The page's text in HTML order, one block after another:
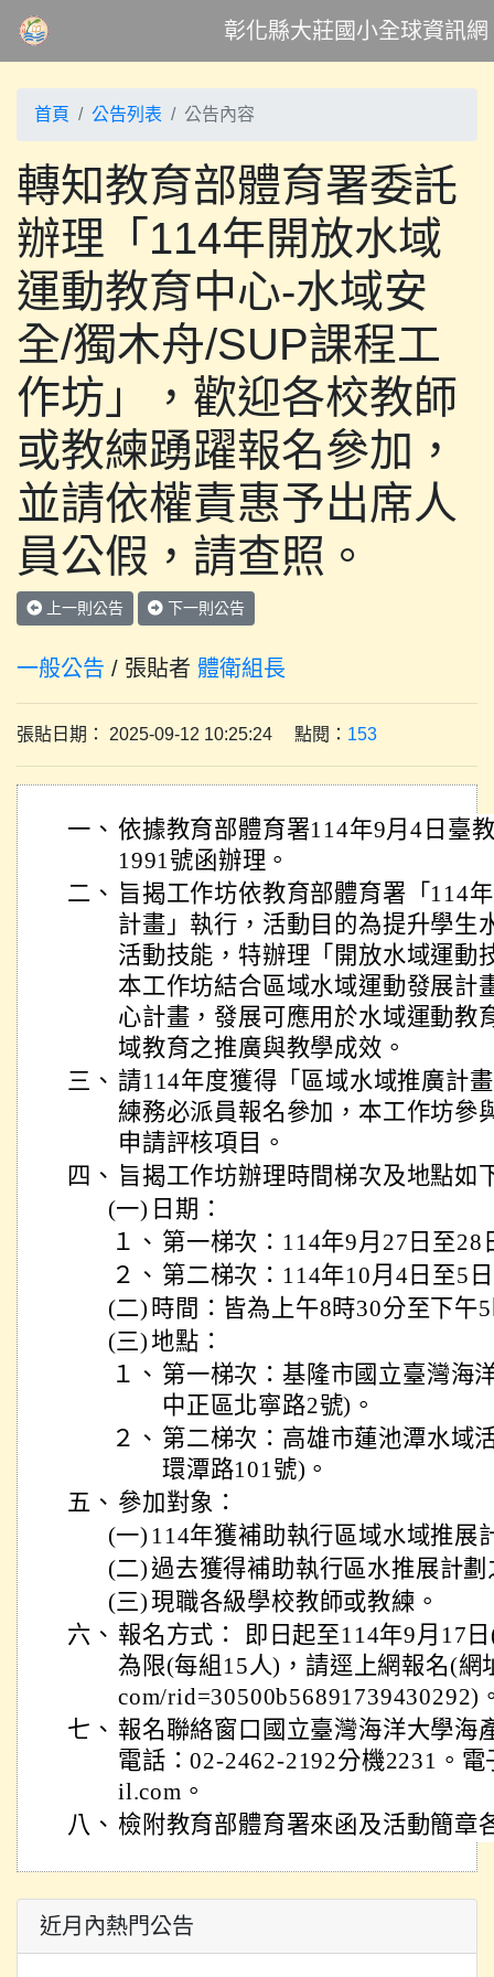
彰化縣大莊國小全球資訊網
首頁 公告列表 公告內容
轉知教育部體育署委託
辦理「114年開放水域
運動教育中心-水域安
全/獨木舟/SUP課程工
作坊」，歡迎各校教師
或教練踴躍報名參加，
並請依權責惠予出席人
員公假，請查照。
上一則公告 下一則公告
一般公告 / 張貼者 體衛組長
張貼日期： 2025-09-12 10:25:24 點閱： 153
一、 依據教育部體育署114年9月4日臺
1991號函辦理。
二、 旨揭工作坊依教育部體育署「114
計畫」執行，活動目的為提升學生
活動技能，特辦理「開放水域運動
本工作坊結合區域水域運動發展計
心計畫，發展可應用於水域運動教
域教育之推廣與教學成效。
三、 請114年度獲得「區域水域推廣計
練務必派員報名參加，本工作坊參
申請評核項目。
四、 旨揭工作坊辦理時間梯次及地點如
(一) 日期：
１、 第一梯次：114年9月27日至28
２、 第二梯次：114年10月4日至5
(二) 時間：皆為上午8時30分至下午
(三)地點：
１、 第一梯次：基隆市國立臺灣海
中正區北寧路2號)。
２、 第二梯次：高雄市蓮池潭水域
環潭路101號)。
五、 參加對象：
(一) 114年獲補助執行區域水域推展
(二) 過去獲得補助執行區水推展計
(三)現職各級學校教師或教練。
六、 報名方式： 即日起至114年9月17
為限(每組15人)，請逕上網報名(網
com/rid=30500b56891739430292)
七、 報名聯絡窗口國立臺灣海洋大學海
電話：02-2462-2192分機2231。電
il.com。
八、 檢附教育部體育署來函及活動簡章
近月內熱門公告